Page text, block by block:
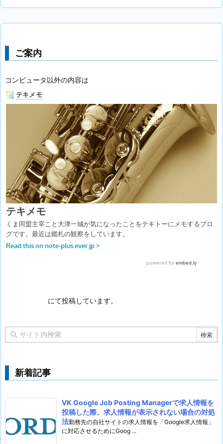
ご案内
コンピュータ以外の内容は
にて投稿しています。
新着記事
VK Google Job Posting Managerで求人情報を
投稿した際、求人情報が表示されない場合の対処
法勤務先の自社サイトの求人情報を「Google求人情報」
に対応させるためにGoog ...